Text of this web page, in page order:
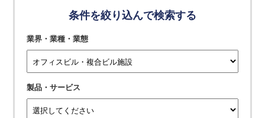
条件を絞り込んで検索する
業界・業種・業態
製品・サービス